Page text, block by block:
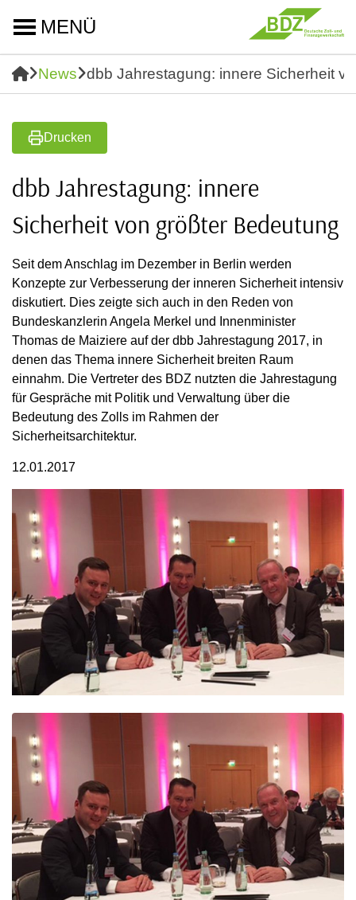
MENÜ
News dbb Jahrestagung: innere Sicherheit
Drucken
dbb Jahrestagung: innere
Sicherheit von größter Bedeutung
Seit dem Anschlag im Dezember in Berlin werden
Konzepte zur Verbesserung der inneren Sicherheit intensiv
diskutiert. Dies zeigte sich auch in den Reden von
Bundeskanzlerin Angela Merkel und Innenminister
Thomas de Maiziere auf der dbb Jahrestagung 2017, in
denen das Thema innere Sicherheit breiten Raum
einnahm. Die Vertreter des BDZ nutzten die Jahrestagung
für Gespräche mit Politik und Verwaltung über die
Bedeutung des Zolls im Rahmen der
Sicherheitsarchitektur.
12.01.2017